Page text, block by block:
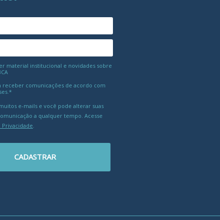
material institucional e novidades sobre
comunicações de acordo com
e-mails e você pode alterar suas
a qualquer tempo. Acesse
Privacidade
CADASTRAR